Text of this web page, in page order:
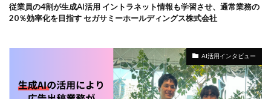
従業員の4割が生成AI活用 イントラネット情報も学習させ、通常業務の
20％効率化を目指す セガサミーホールディングス株式会社
AI活用インタビュー